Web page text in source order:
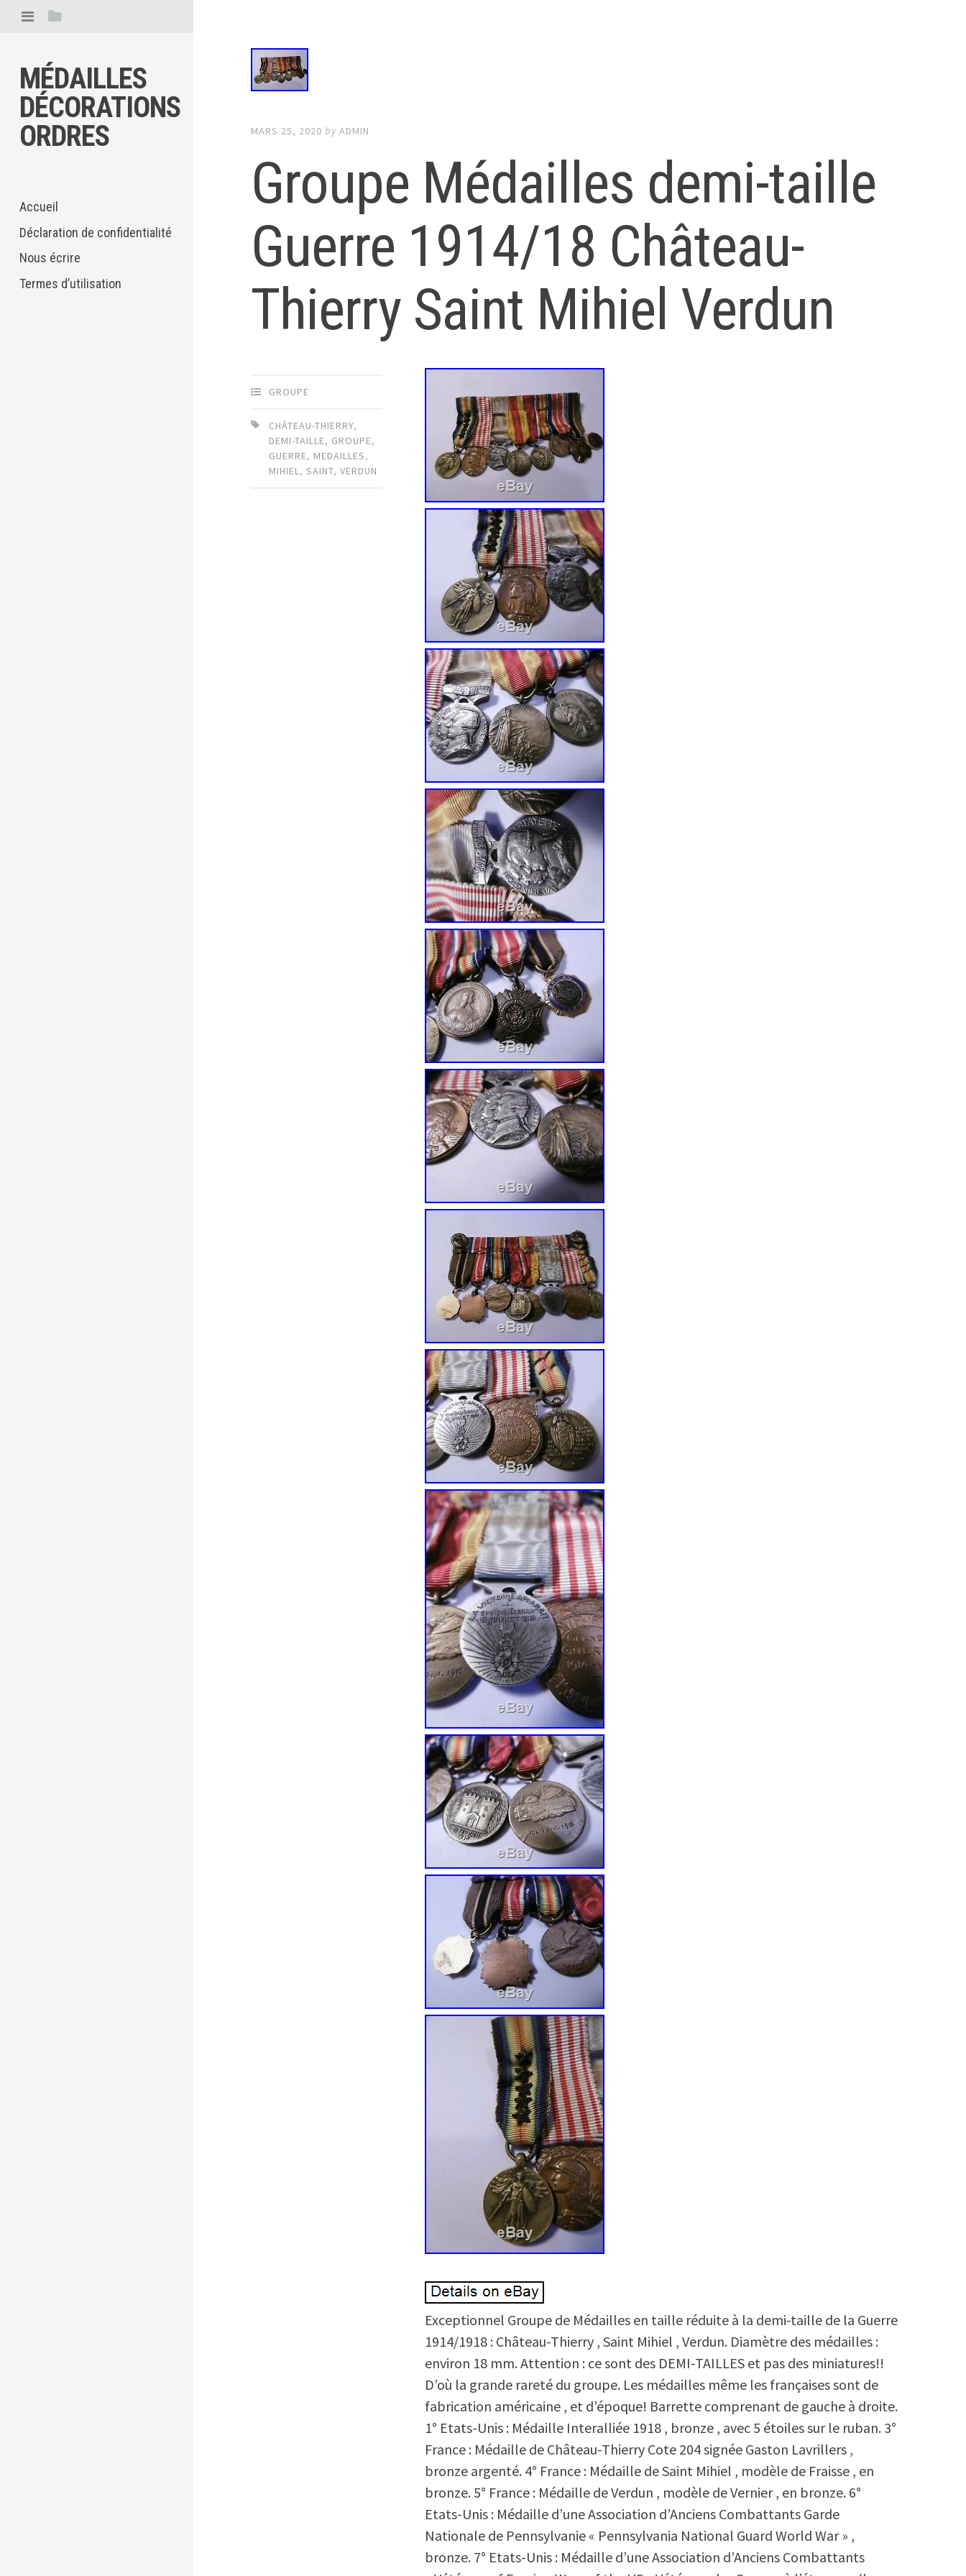
MÉDAILLES
DÉCORATIONS
ORDRES
Accueil
Déclaration de confidentialité
Nous écrire
Termes d’utilisation
MARS 25, 2020 byADMIN
Groupe Médailles demi-taille
Guerre 1914/18 Château-
Thierry Saint Mihiel Verdun
GROUPE
CHÂTEAU-THIERRY,
DEMI-TAILLE, GROUPE,
GUERRE, MEDAILLES,
MIHIEL,SAINT,VERDUN
Exceptionnel Groupe de Médailles en taille réduite à la demi-taille de la Guerre
1914/1918 : Château-Thierry , Saint Mihiel , Verdun. Diamètre des médailles :
environ 18 mm. Attention : ce sont des DEMI-TAILLES et pas des miniatures!!
D’où la grande rareté du groupe. Les médailles même les françaises sont de
fabrication américaine , et d’époque! Barrette comprenant de gauche à droite.
1° Etats-Unis : Médaille Interalliée 1918 , bronze , avec 5 étoiles sur le ruban. 3°
France : Médaille de Château-Thierry Cote 204 signée Gaston Lavrillers ,
bronze argenté. 4° France : Médaille de Saint Mihiel , modèle de Fraisse , en
bronze. 5° France : Médaille de Verdun , modèle de Vernier , en bronze. 6°
Etats-Unis : Médaille d’une Association d’Anciens Combattants Garde
Nationale de Pennsylvanie « Pennsylvania National Guard World War » ,
bronze. 7° Etats-Unis : Médaille d’une Association d’Anciens Combattants